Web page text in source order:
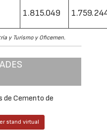
1.815.049
y Turismo y Oficemen.
de Cemento de
stand virtual